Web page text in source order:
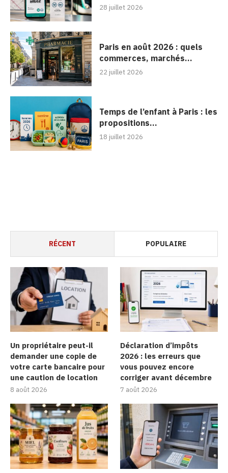
28 juillet 2026
Paris en août 2026 : quels
commerces, marchés...
22 juillet 2026
Temps de l’enfant à Paris : les
propositions...
18 juillet 2026
RÉCENT POPULAIRE
Un propriétaire peut-il
demander une copie de
votre carte bancaire pour
une caution de location
8 août 2026
Déclaration d’impôts
2026 : les erreurs que
vous pouvez encore
corriger avant décembre
7 août 2026